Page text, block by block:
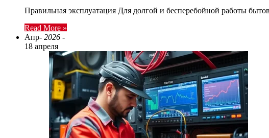
Правильная эксплуатация Для долгой и бесперебойной работы
Read More »
Апр- 2026 -
18 апреля